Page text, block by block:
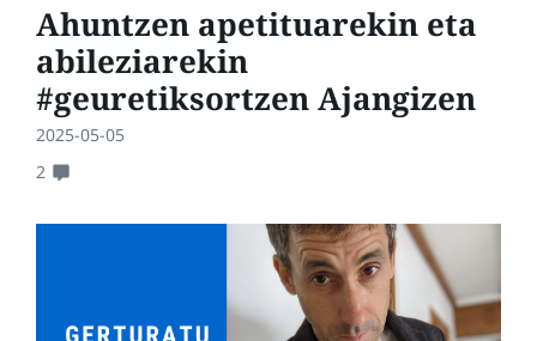
Ahuntzen apetituarekin eta
abileziarekin
#geuretiksortzen Ajangizen
2025-05-05
2